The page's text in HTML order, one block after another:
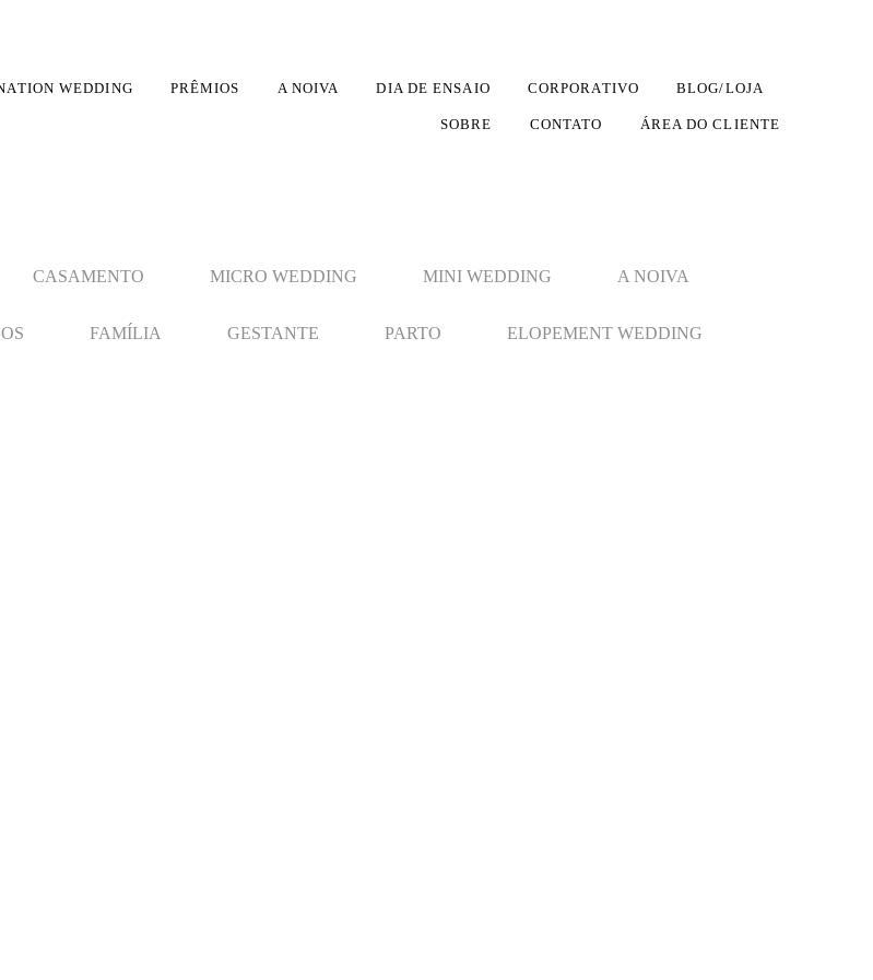
WEDDING PRÊMIOS A NOIVA DIA DE ENSAIO CORPORATIVO BLOG/LOJA
SOBRE CONTATO ÁREA DO CLIENTE
CASAMENTO MICRO WEDDING MINI WEDDING A NOIVA
FAMÍLIA GESTANTE PARTO ELOPEMENT WEDDING